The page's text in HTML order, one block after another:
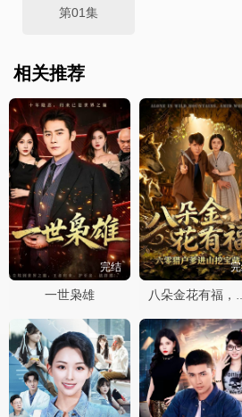
第01集
相关推荐
完结
一世枭雄 八朵金花有福